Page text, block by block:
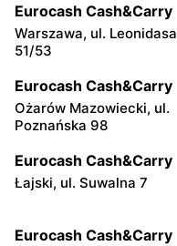
Eurocash Cash&Carry
Warszawa, ul. Leonidasa
51/53
Eurocash Cash&Carry
Ożarów Mazowiecki, ul.
Poznańska 98
Eurocash Cash&Carry
Łajski, ul. Suwalna 7
Eurocash Cash&Carry